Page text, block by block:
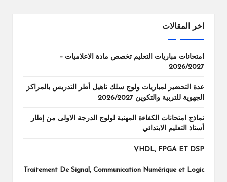
اخر المقالات
امتحانات مباريات التعليم تخصص مادة الاعلاميات –
2026/2027
عدة التحضير لمباريات ولوج سلك تاهيل أطر التدريس بالمراكز
الجهوية للتربية والتكوين 2026/2027
نماذج امتحانات الكفاءة المهنية لولوج الدرجة الاولى من إطار
أستاذ التعليم الابتدائي
VHDL, FPGA ET DSP
Traitement De Signal, Communication Numérique et Logic